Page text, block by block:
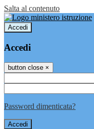
Salta al contenuto
Accedi
Accedi
button close ×
Password dimenticata?